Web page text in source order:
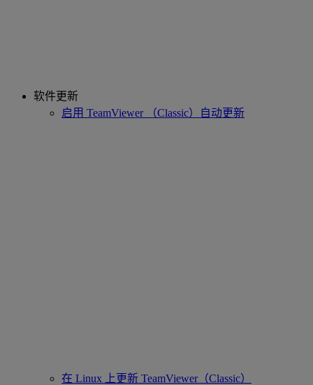
软件更新
启用 TeamViewer （Classic）自动更新
在 Linux 上更新 TeamViewer（Classic）